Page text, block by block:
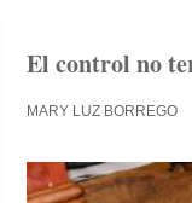
El control no
MARY LUZ BORREGO